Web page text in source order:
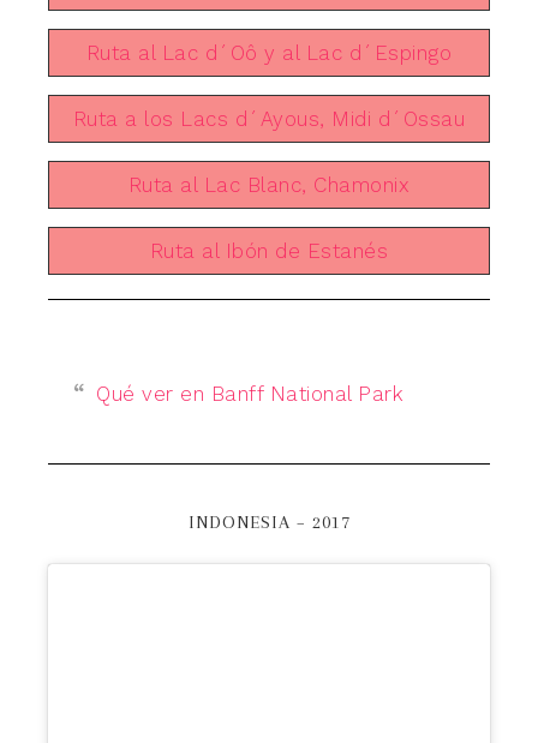
Ruta al Lac d´Oô y al Lac d´Espingo
Ruta a los Lacs d´Ayous, Midi d´Ossau
Ruta al Lac Blanc, Chamonix
Ruta al Ibón de Estanés
Qué ver en Banff National Park
INDONESIA – 2017